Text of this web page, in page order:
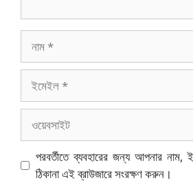
ইমেইল
পরবর্তীতে ব্যবহারের জন্য আপনার নাম,
ঠিকানা এই ব্রাউজারে সংরক্ষণ করুন।